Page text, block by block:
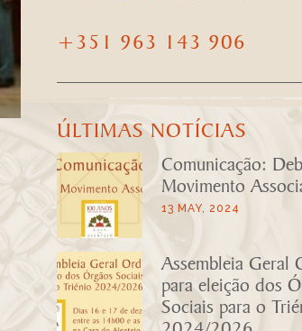
+351 963 143 906
ÚLTIMAS NOTÍCIAS
Comunicação:
Movimento
13 MAY, 2024
Assembleia Geral
para eleição dos
Sociais para o
2024/2026